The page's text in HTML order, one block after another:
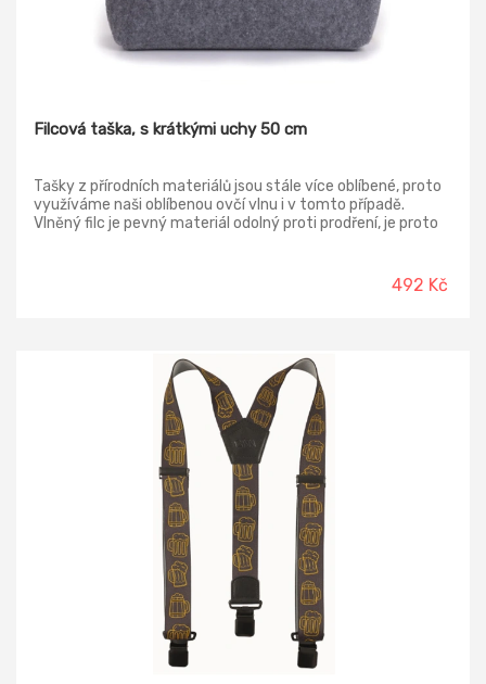
Filcová taška, s krátkými uchy 50 cm
Tašky z přírodních materiálů jsou stále více oblíbené, proto
využíváme naši oblíbenou ovčí vlnu i v tomto případě.
Vlněný filc je pevný materiál odolný proti prodření, je proto
když není taška moc plná, snadno ji zapnete. Ucha jsou
dostatečně pevná, aby taška unesla bezpečně i těžký
Materiál: vlněný filc, polyester
492 Kč